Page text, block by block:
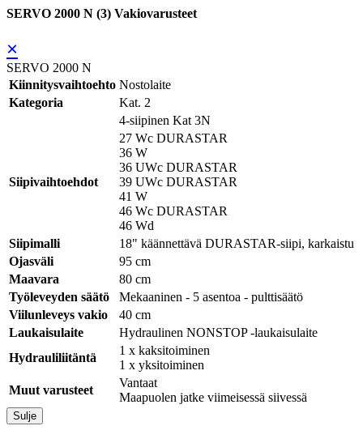
SERVO 2000 N (3) Vakiovarusteet
×
SERVO 2000 N
Kiinnitysvaihtoehto Nostolaite
Kategoria
Kat. 2
4-siipinen Kat 3N
Siipivaihtoehdot
27 Wc DURASTAR
36 W
36 UWc DURASTAR
39 UWc DURASTAR
41 W
46 Wc DURASTAR
46 Wd
Siipimalli
18" käännettävä DURASTAR-siipi, karkaistu
Ojasväli
95 cm
Maavara
80 cm
Työleveyden säätö
Mekaaninen - 5 asentoa - pulttisäätö
Viilunleveys vakio
40 cm
Laukaisulaite
Hydraulinen NONSTOP -laukaisulaite
Hydrauliliitäntä
1 x kaksitoiminen
1 x yksitoiminen
Muut varusteet
Vantaat
Maapuolen jatke viimeisessä siivessä
Sulje